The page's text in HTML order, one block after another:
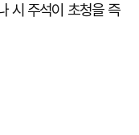
시 주석이 초청을 즉